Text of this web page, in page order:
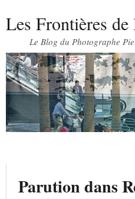
Les Frontières de
Le Blog du Photographe
Parution dans